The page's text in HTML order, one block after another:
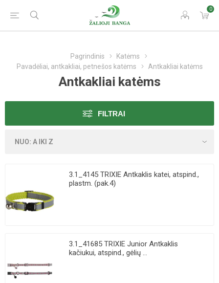
0
Pagrindinis
Katėms
Pavadėliai, antkakliai, petnešos katėms
Antkakliai katėms
Antkakliai katėms
FILTRAI
3.1_4145 TRIXIE Antkaklis katei, atspind.,
plastm. (pak.4)
3.1_41685 TRIXIE Junior Antkaklis
kačiukui, atspind., gėlių ...